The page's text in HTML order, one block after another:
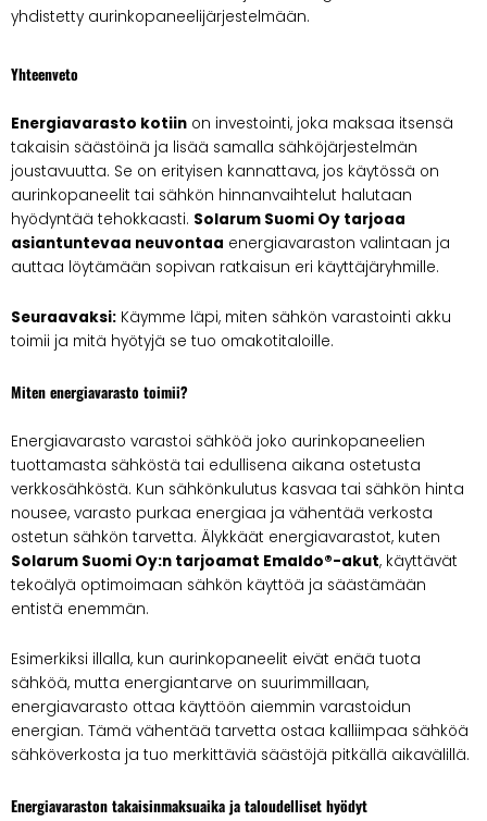
yhdistetty aurinkopaneelijärjestelmään.
Yhteenveto
Energiavarasto kotiin on investointi, joka maksaa itsensä
takaisin säästöinä ja lisää samalla sähköjärjestelmän
joustavuutta. Se on erityisen kannattava, jos käytössä on
aurinkopaneelit tai sähkön hinnanvaihtelut halutaan
hyödyntää tehokkaasti. Solarum Suomi Oy tarjoaa
asiantuntevaa neuvontaa energiavaraston valintaan ja
auttaa löytämään sopivan ratkaisun eri käyttäjäryhmille.
Seuraavaksi: Käymme läpi, miten sähkön varastointi akku
toimii ja mitä hyötyjä se tuo omakotitaloille.
Miten energiavarasto toimii?
Energiavarasto varastoi sähköä joko aurinkopaneelien
tuottamasta sähköstä tai edullisena aikana ostetusta
verkkosähköstä. Kun sähkönkulutus kasvaa tai sähkön hinta
nousee, varasto purkaa energiaa ja vähentää verkosta
ostetun sähkön tarvetta. Älykkäät energiavarastot, kuten
Solarum Suomi Oy:n tarjoamat Emaldo®-akut, käyttävät
tekoälyä optimoimaan sähkön käyttöä ja säästämään
entistä enemmän.
Esimerkiksi illalla, kun aurinkopaneelit eivät enää tuota
sähköä, mutta energiantarve on suurimmillaan,
energiavarasto ottaa käyttöön aiemmin varastoidun
energian. Tämä vähentää tarvetta ostaa kalliimpaa sähköä
sähköverkosta ja tuo merkittäviä säästöjä pitkällä aikavälillä.
Energiavaraston takaisinmaksuaika ja taloudelliset hyödyt